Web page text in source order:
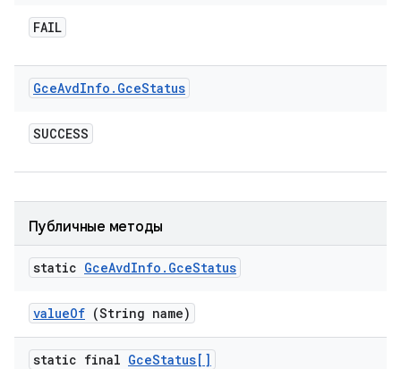
FAIL
GceAvdInfo . GceStatus
SUCCESS
Публичные методы
static GceAvdInfo . GceStatus
valueOf (String name)
static final GceStatus[]